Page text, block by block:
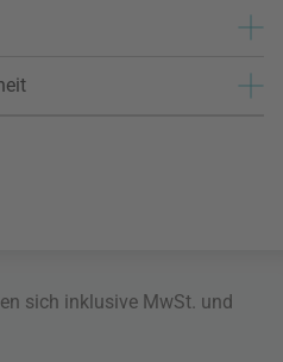
sich inklusive MwSt. und